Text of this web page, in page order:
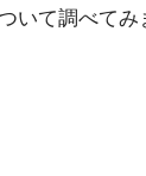
いて調べてみ